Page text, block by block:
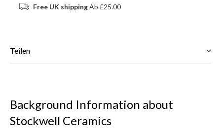
Free UK shippingAb £25.00
Teilen
Background Information about
Stockwell Ceramics